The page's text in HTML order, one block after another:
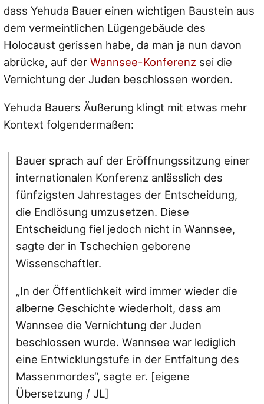
dass Yehuda Bauer einen wichtigen Baustein aus
dem vermeintlichen Lügengebäude des
Holocaust gerissen habe, da man ja nun davon
abrücke, auf derWannsee-Konferenz sei die
Vernichtung der Juden beschlossen worden.
Yehuda Bauers Äußerung klingt mit etwas mehr
Kontext folgendermaßen:
Bauer sprach auf der Eröffnungssitzung einer
internationalen Konferenz anlässlich des
fünfzigsten Jahrestages der Entscheidung,
die Endlösung umzusetzen. Diese
Entscheidung fiel jedoch nicht in Wannsee,
sagte der in Tschechien geborene
Wissenschaftler.
„In der Öffentlichkeit wird immer wieder die
alberne Geschichte wiederholt, dass am
Wannsee die Vernichtung der Juden
beschlossen wurde. Wannsee war lediglich
eine Entwicklungstufe in der Entfaltung des
Massenmordes“, sagte er. [eigene
Übersetzung / JL]